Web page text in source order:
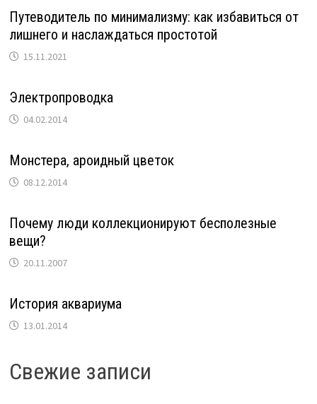
Путеводитель по минимализму: как избавиться от
лишнего и наслаждаться простотой
15.11.2021
Электропроводка
04.02.2014
Монстера, ароидный цветок
08.12.2014
Почему люди коллекционируют бесполезные
вещи?
20.11.2007
История аквариума
13.01.2014
Свежие записи